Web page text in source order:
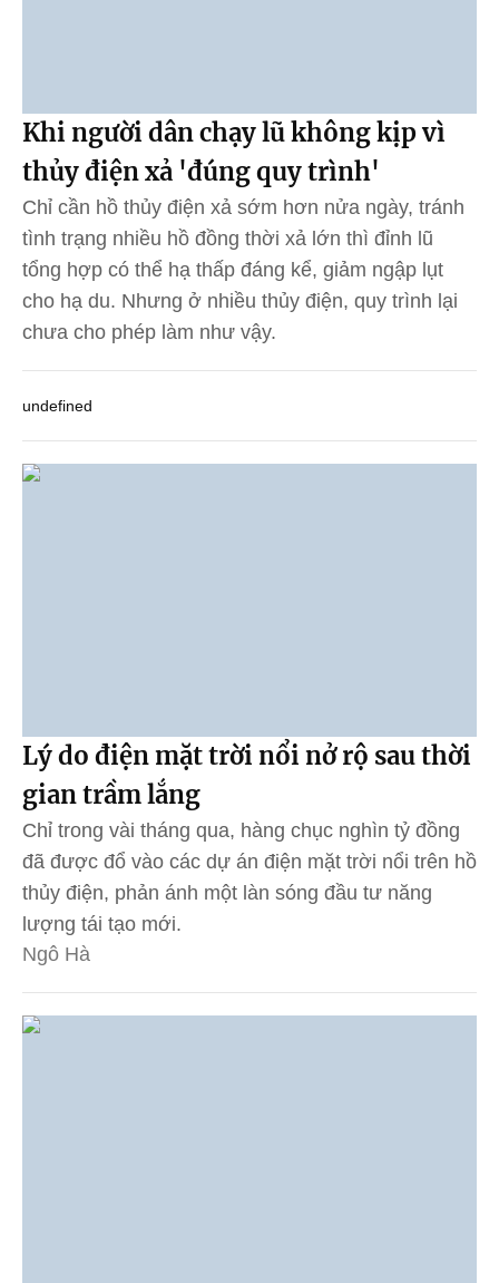
Khi người dân chạy lũ không kịp vì
thủy điện xả 'đúng quy trình'
Chỉ cần hồ thủy điện xả sớm hơn nửa ngày, tránh
tình trạng nhiều hồ đồng thời xả lớn thì đỉnh lũ
tổng hợp có thể hạ thấp đáng kể, giảm ngập lụt
cho hạ du. Nhưng ở nhiều thủy điện, quy trình lại
chưa cho phép làm như vậy.
undefined
Lý do điện mặt trời nổi nở rộ sau thời
gian trầm lắng
Chỉ trong vài tháng qua, hàng chục nghìn tỷ đồng
đã được đổ vào các dự án điện mặt trời nổi trên hồ
thủy điện, phản ánh một làn sóng đầu tư năng
lượng tái tạo mới.
Ngô Hà